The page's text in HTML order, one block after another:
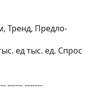
Тренд, Предло-
ед тыс. ед. Спрос
------ -------